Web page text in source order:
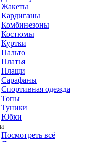
Жакеты
Кардиганы
Комбинезоны
Костюмы
Куртки
Пальто
Платья
Плащи
Сарафаны
Спортивная одежда
Топы
Туники
Юбки
Посмотреть всё